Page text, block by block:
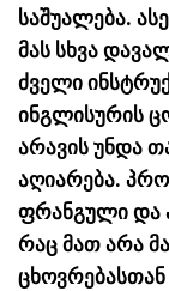
საშუალება.
მას სხვა
ძველი
ინგლისურის
არავის უნდა
აღიარება.
ფრანგული და
რაც მათ არა